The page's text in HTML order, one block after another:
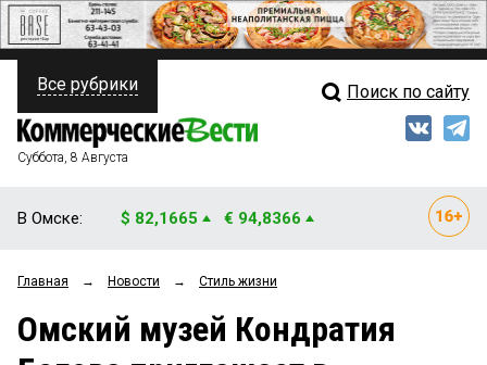
ПОЛИТИКА
ФИНАНСЫ
ОБЩЕСТВО
ЗАКОН
Свежий выпуск
Рейтинги
Все рубрики Поиск по сайту
Суббота, 8 Августа
В Омске: $ 82,1665 € 94,8366
Главная → Новости → Стиль жизни
Омский музей Кондратия